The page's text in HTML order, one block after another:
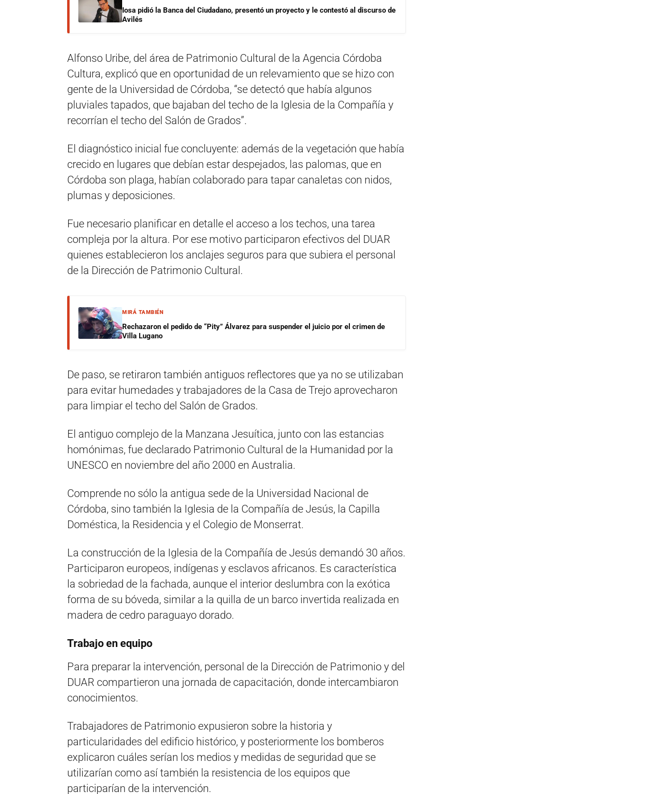
Iosa pidió la Banca del Ciudadano, presentó un proyecto y le contestó al discurso de
Avilés
Alfonso Uribe, del área de Patrimonio Cultural de la Agencia Córdoba
Cultura, explicó que en oportunidad de un relevamiento que se hizo con
gente de la Universidad de Córdoba, “se detectó que había algunos
pluviales tapados, que bajaban del techo de la Iglesia de la Compañía y
recorrían el techo del Salón de Grados”.
El diagnóstico inicial fue concluyente: además de la vegetación que había
crecido en lugares que debían estar despejados, las palomas, que en
Córdoba son plaga, habían colaborado para tapar canaletas con nidos,
plumas y deposiciones.
Fue necesario planificar en detalle el acceso a los techos, una tarea
compleja por la altura. Por ese motivo participaron efectivos del DUAR
quienes establecieron los anclajes seguros para que subiera el personal
de la Dirección de Patrimonio Cultural.
MIRÁ TAMBIÉN
Rechazaron el pedido de “Pity” Álvarez para suspender el juicio por el crimen de
Villa Lugano
De paso, se retiraron también antiguos reflectores que ya no se utilizaban
para evitar humedades y trabajadores de la Casa de Trejo aprovecharon
para limpiar el techo del Salón de Grados.
El antiguo complejo de la Manzana Jesuítica, junto con las estancias
homónimas, fue declarado Patrimonio Cultural de la Humanidad por la
UNESCO en noviembre del año 2000 en Australia.
Comprende no sólo la antigua sede de la Universidad Nacional de
Córdoba, sino también la Iglesia de la Compañía de Jesús, la Capilla
Doméstica, la Residencia y el Colegio de Monserrat.
La construcción de la Iglesia de la Compañía de Jesús demandó 30 años.
Participaron europeos, indígenas y esclavos africanos. Es característica
la sobriedad de la fachada, aunque el interior deslumbra con la exótica
forma de su bóveda, similar a la quilla de un barco invertida realizada en
madera de cedro paraguayo dorado.
Trabajo en equipo
Para preparar la intervención, personal de la Dirección de Patrimonio y del
DUAR compartieron una jornada de capacitación, donde intercambiaron
conocimientos.
Trabajadores de Patrimonio expusieron sobre la historia y
particularidades del edificio histórico, y posteriormente los bomberos
explicaron cuáles serían los medios y medidas de seguridad que se
utilizarían como así también la resistencia de los equipos que
participarían de la intervención.